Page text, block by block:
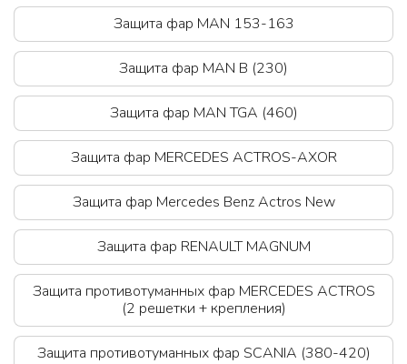
Защита фар MAN 153-163
Защита фар MAN B (230)
Защита фар MAN TGA (460)
Защита фар MERCEDES ACTROS-AXOR
Защита фар Mercedes Benz Actros New
Защита фар RЕNAULT MAGNUM
Защита противотуманных фар MERCEDES ACTROS
(2 решетки + крепления)
Защита противотуманных фар SCANIA (380-420)